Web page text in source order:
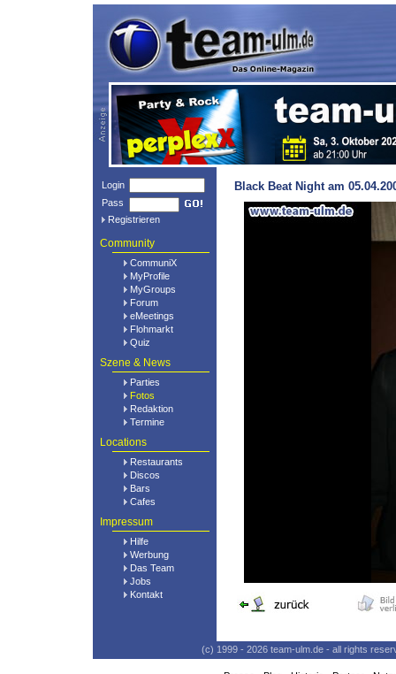
Login
Pass
Registrieren
Community
CommuniX
MyProfile
MyGroups
Forum
eMeetings
Flohmarkt
Quiz
Szene & News
Parties
Fotos
Redaktion
Termine
Locations
Restaurants
Discos
Bars
Cafes
Impressum
Hilfe
Werbung
Das Team
Jobs
Kontakt
Black Beat Night am
(c) 1999 - 2026 team-ulm.de - all rights